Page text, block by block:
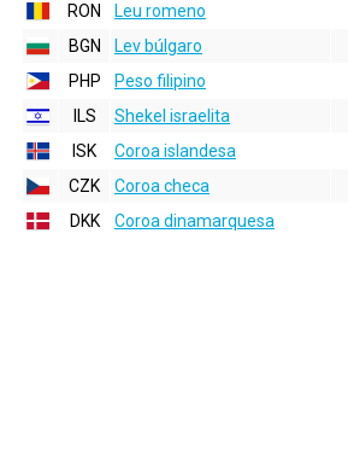
RON
Leu romeno
BGN
Lev búlgaro
PHP
Peso filipino
ILS
Shekel israelita
ISK
Coroa islandesa
CZK
Coroa checa
DKK
Coroa dinamarquesa